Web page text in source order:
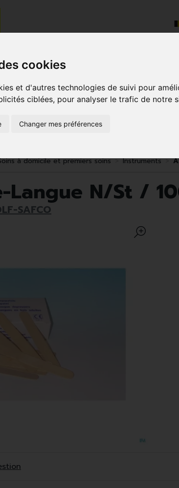
cookies
et d'autres technologies de suivi pour
ciblées, pour analyser le trafic de notre
Changer mes préférences
GROSSESSE
à domicile et premiers soins Instruments
Langue N/St /
SAFCO